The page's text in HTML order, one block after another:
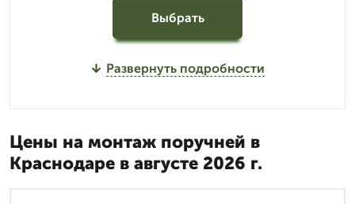
Выбрать
Развернуть подробности
Цены на монтаж поручней в
Краснодаре в августе 2026 г.